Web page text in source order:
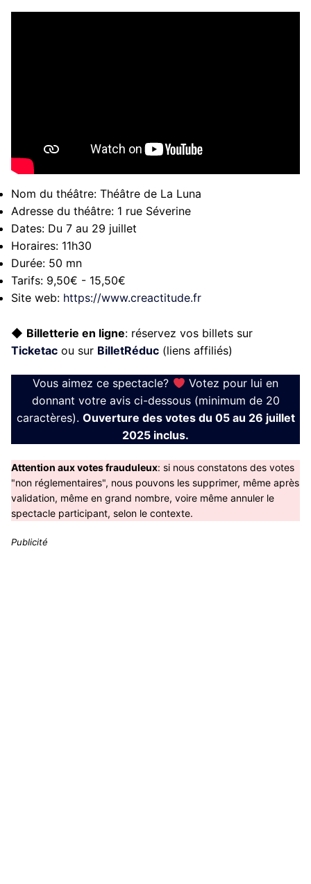
Nom du théâtre: Théâtre de La Luna
Adresse du théâtre: 1 rue Séverine
Dates: Du 7 au 29 juillet
Horaires: 11h30
Durée: 50 mn
Tarifs: 9,50€ - 15,50€
Site web: https://www.creactitude.fr
◆ Billetterie en ligne: réservez vos billets sur
Ticketac ou sur BilletRéduc (liens affiliés)
Vous aimez ce spectacle?
Votez pour lui en
donnant votre avis ci-dessous (minimum de 20
caractères). Ouverture des votes du 05 au 26 juillet
2025 inclus.
Attention aux votes frauduleux: si nous constatons des votes
"non réglementaires", nous pouvons les supprimer, même après
validation, même en grand nombre, voire même annuler le
spectacle participant, selon le contexte.
Publicité